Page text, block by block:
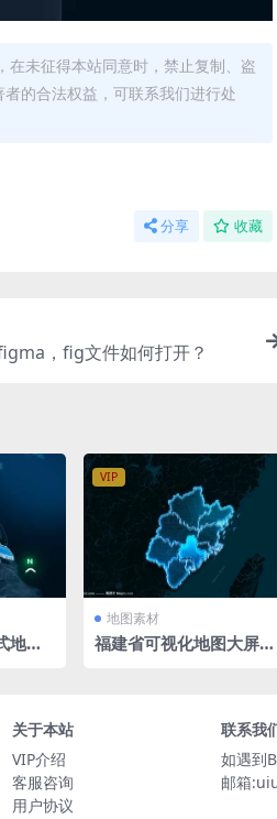
在未征得本站同意时，禁止复制、盗
的合法权益，可联系我们进行处
分享 收藏
，fig文件如何打开？
地图
VIP
地图素材
福建省可视化地图大屏科
关于本站
VIP介绍
客服咨询
用户协议
联系我
如遇到
邮箱